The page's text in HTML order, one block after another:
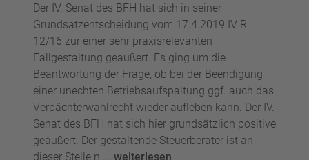
Der IV. Senat des BFH hat sich in seiner
Grundsatzentscheidung vom 17.4.2019 IV R
12/16 zur einer sehr praxisrelevanten
Fallgestaltung geäußert. Es ging um die
Beantwortung der Frage, ob bei der Beendigung
einer unechten Betriebsaufspaltung ggf. auch das
Verpächterwahlrecht wieder aufleben kann. Der IV.
Senat des BFH hat sich hier grundsätzlich positive
geäußert. Der gestaltende Steuerberater ist an
dieser Stelle n ... weiterlesen